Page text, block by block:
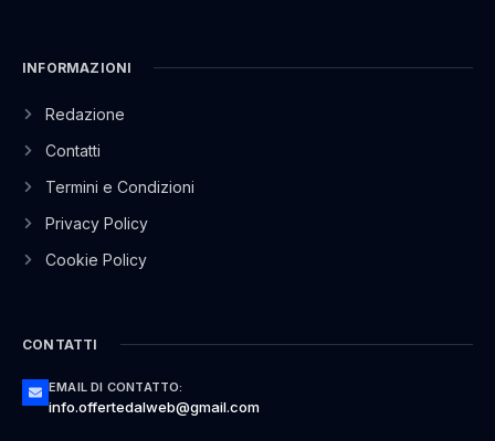
INFORMAZIONI
Redazione
Contatti
Termini e Condizioni
Privacy Policy
Cookie Policy
CONTATTI
EMAIL DI CONTATTO:
info.offertedalweb@gmail.com